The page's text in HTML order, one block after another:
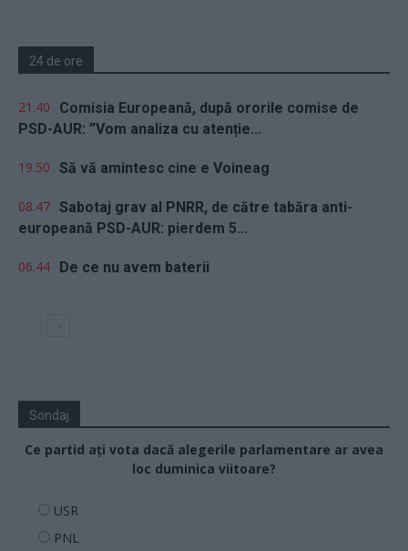
24 de ore
21.40
Comisia Europeană, după ororile comise de
PSD-AUR: ”Vom analiza cu atenție...
19.50 Să vă amintesc cine e Voineag
08.47 Sabotaj grav al PNRR, de către tabăra anti-
europeană PSD-AUR: pierdem 5...
06.44 De ce nu avem baterii
Sondaj
Ce partid ați vota dacă alegerile parlamentare ar avea
loc duminica viitoare?
USR
PNL